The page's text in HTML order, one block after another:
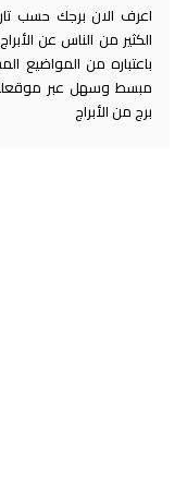
اعرف الان برجك حسب
الكثير من الناس عن
باعتباره من المواضيع
مبسط وسهل عبر
برج من الأبراج